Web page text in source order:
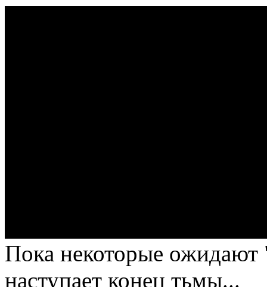
Пока некоторые ожидают
наступает конец тьмы...